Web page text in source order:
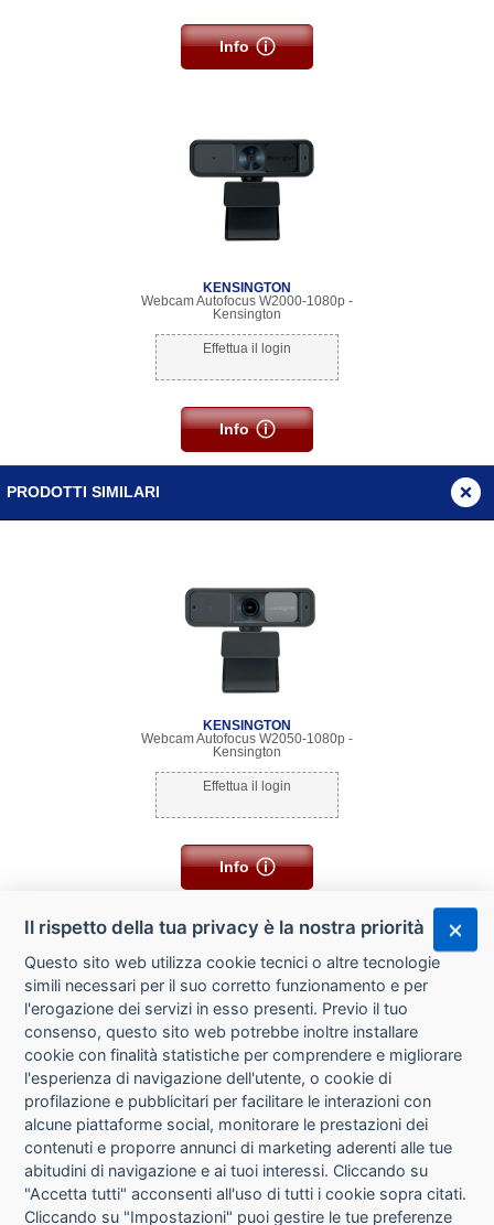
Info
KENSINGTON
Webcam Autofocus W2000-1080p -
Kensington
Effettua il login
Info
PRODOTTI SIMILARI
KENSINGTON
Webcam Autofocus W2050-1080p -
Kensington
Effettua il login
Info
CHI SIAMO
CONTATTI
CONDIZIONI DI VENDITA
Il rispetto della tua privacy è la nostra priorità
Questo sito web utilizza cookie tecnici o altre tecnologie
simili necessari per il suo corretto funzionamento e per
l'erogazione dei servizi in esso presenti. Previo il tuo
consenso, questo sito web potrebbe inoltre installare
cookie con finalità statistiche per comprendere e migliorare
l'esperienza di navigazione dell'utente, o cookie di
profilazione e pubblicitari per facilitare le interazioni con
alcune piattaforme social, monitorare le prestazioni dei
contenuti e proporre annunci di marketing aderenti alle tue
abitudini di navigazione e ai tuoi interessi. Cliccando su
"Accetta tutti" acconsenti all'uso di tutti i cookie sopra citati.
Cliccando su "Impostazioni" puoi gestire le tue preferenze